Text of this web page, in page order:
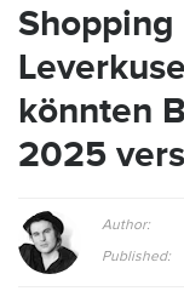
könnten
2025
Author:
Published: